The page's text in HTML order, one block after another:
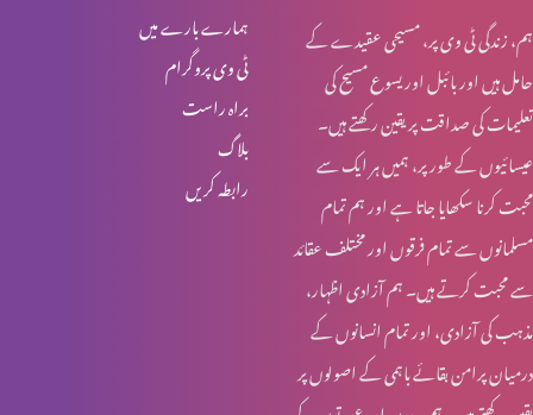
انبیا ء و بزرگ – ابراہام
انبیاء و بزرگ – حنوک اور نوح
انبیاء و بزرگ – آدم اور حنوک
ہمارے بارے میں
ٹی وی پروگرام
براہ راست
بلاگ
رابطہ کریں
ہم، زندگی ٹی وی پر، مسیحی عقیدے کے
حامل ہیں اور بائبل اور یسوع مسیح کی
تعلیمات کی صداقت پر یقین رکھتے ہیں۔
عیسائیوں کے طور پر، ہمیں ہر ایک سے
محبت کرنا سکھایا جاتا ہے اور ہم تمام
مسلمانوں سے تمام فرقوں اور مختلف عقائد
سے محبت کرتے ہیں۔ ہم آزادی اظہار،
مذہب کی آزادی، اور تمام انسانوں کے
درمیان پرامن بقائے باہمی کے اصولوں پر